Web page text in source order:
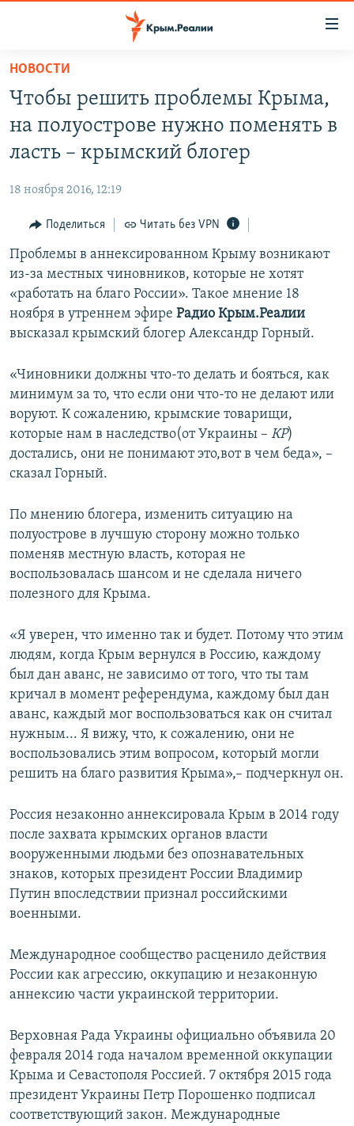
Вернуться
основному
содержанию
главной
навигации
Вернутся
поиску
НОВОСТИ
СПЕЦПРОЕКТЫ
11 ЛЕТ ОККУПАЦИИ КРЫМА. 11 ИСТОРИЙ СОПРОТИВЛЕНИЯ
ЕЩЕ
ИНТЕРАКТИВ
ИНФОГРАФИКА
ТЕЛЕПРОЕКТ КРЫМ.РЕАЛИИ
СОВЕТЫ ПРАВОЗАЩИТНИКОВ
ПРОПАВШИЕ БЕЗ ВЕСТИ
ПОБЕДИТЕЛЕЙ НЕ СУДЯТ?
КРЫМ.НЕПОКОРЕННЫЙ
УКРАИНСКАЯ ПРОБЛЕМА КРЫМА
РАДІО СВОБОДА
КАК ОБОЙТИ БЛОКИРОВКУ
Українською
Qırımtatar
ПРИСОЕДИНЯЙТЕСЬ!
Все сайты RFE/RL
НОВОСТИ
Чтобы решить проблемы Крыма,
на полуострове нужно поменять в
ласть – крымский блогер
18 ноября 2016, 12:19
Поделиться Читать без VPN
Проблемы в аннексированном Крыму возникают
из-за местных чиновников, которые не хотят
«работать на благо России». Такое мнение 18
ноября в утреннем эфире Радио Крым.Реалии
высказал крымский блогер Александр Горный.
«Чиновники должны что-то делать и бояться, как
минимум за то, что если они что-то не делают или
воруют. К сожалению, крымские товарищи,
которые нам в наследство(от Украины – КР)
достались, они не понимают это,вот в чем беда», –
сказал Горный.
По мнению блогера, изменить ситуацию на
полуострове в лучшую сторону можно только
поменяв местную власть, которая не
воспользовалась шансом и не сделала ничего
полезного для Крыма.
«Я уверен, что именно так и будет. Потому что этим
людям, когда Крым вернулся в Россию, каждому
был дан аванс, не зависимо от того, что ты там
кричал в момент референдума, каждому был дан
аванс, каждый мог воспользоваться как он считал
нужным... Я вижу, что, к сожалению, они не
воспользовались этим вопросом, который могли
решить на благо развития Крыма»,– подчеркнул он.
Россия незаконно аннексировала Крым в 2014 году
после захвата крымских органов власти
вооруженными людьми без опознавательных
знаков, которых президент России Владимир
Путин впоследствии признал российскими
военными.
Международное сообщество расценило действия
России как агрессию, оккупацию и незаконную
аннексию части украинской территории.
Верховная Рада Украины официально объявила 20
февраля 2014 года началом временной оккупации
Крыма и Севастополя Россией. 7 октября 2015 года
президент Украины Петр Порошенко подписал
соответствующий закон. Международные